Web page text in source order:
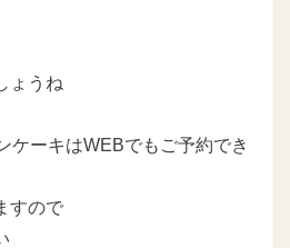
ょうね
ケーキはWEBでもご予約でき
すので